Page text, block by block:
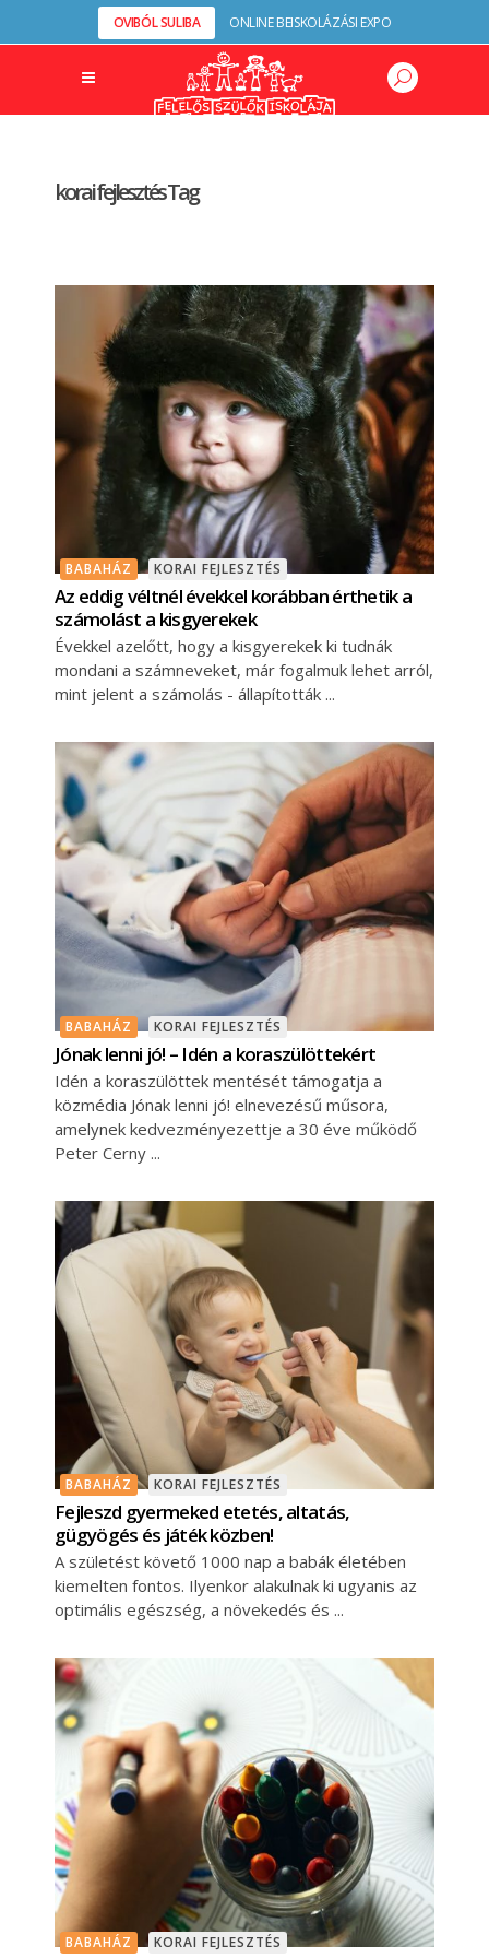
OVIBÓL SULIBA ONLINE BEISKOLÁZÁSI EXPO
korai fejlesztés Tag
BABAHÁZ KORAI FEJLESZTÉS
Az eddig véltnél évekkel korábban érthetik a
számolást a kisgyerekek
Évekkel azelőtt, hogy a kisgyerekek ki tudnák
mondani a számneveket, már fogalmuk lehet arról,
mint jelent a számolás - állapították
BABAHÁZ KORAI FEJLESZTÉS
Jónak lenni jó! – Idén a koraszülöttekért
Idén a koraszülöttek mentését támogatja a
közmédia Jónak lenni jó! elnevezésű műsora,
amelynek kedvezményezettje a 30 éve működő
Peter Cerny
BABAHÁZ KORAI FEJLESZTÉS
Fejleszd gyermeked etetés, altatás,
gügyögés és játék közben!
A születést követő 1000 nap a babák életében
kiemelten fontos. Ilyenkor alakulnak ki ugyanis az
optimális egészség, a növekedés és
BABAHÁZ KORAI FEJLESZTÉS